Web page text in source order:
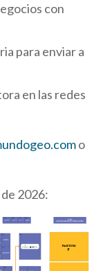
con
para enviar a
en las redes
o
2026: